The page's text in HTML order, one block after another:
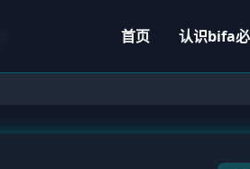
首页 认识bifa